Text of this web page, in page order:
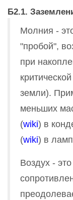
Б2.1.
Молния -
"пробой",
при
земли).
меньших
(wiki) в
(wiki) в
Воздух -